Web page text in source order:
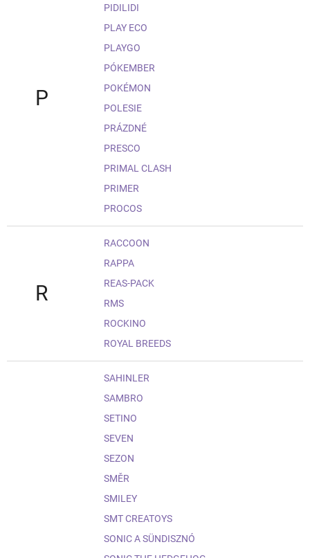
P
PIDILIDI
PLAY ECO
PLAYGO
PÓKEMBER
POKÉMON
POLESIE
PRÁZDNÉ
PRESCO
PRIMAL CLASH
PRIMER
PROCOS
R
RACCOON
RAPPA
REAS-PACK
RMS
ROCKINO
ROYAL BREEDS
SAHINLER
SAMBRO
SETINO
SEVEN
SEZON
SMĚR
SMILEY
SMT CREATOYS
SONIC A SÜNDISZNÓ